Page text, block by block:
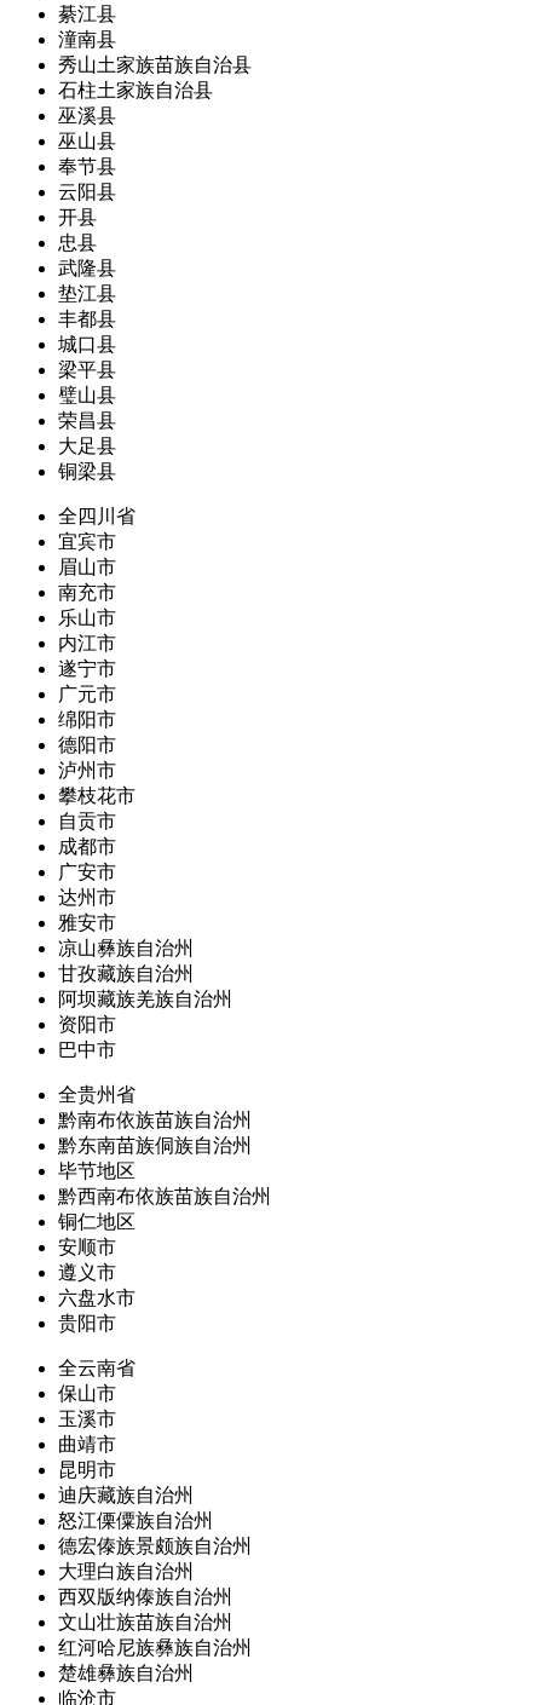
綦江县
潼南县
秀山土家族苗族自治县
石柱土家族自治县
巫溪县
巫山县
奉节县
云阳县
开县
忠县
武隆县
垫江县
丰都县
城口县
梁平县
璧山县
荣昌县
大足县
铜梁县
全四川省
宜宾市
眉山市
南充市
乐山市
内江市
遂宁市
广元市
绵阳市
德阳市
泸州市
攀枝花市
自贡市
成都市
广安市
达州市
雅安市
凉山彝族自治州
甘孜藏族自治州
阿坝藏族羌族自治州
资阳市
巴中市
全贵州省
黔南布依族苗族自治州
黔东南苗族侗族自治州
毕节地区
黔西南布依族苗族自治州
铜仁地区
安顺市
遵义市
六盘水市
贵阳市
全云南省
保山市
玉溪市
曲靖市
昆明市
迪庆藏族自治州
怒江傈僳族自治州
德宏傣族景颇族自治州
大理白族自治州
西双版纳傣族自治州
文山壮族苗族自治州
红河哈尼族彝族自治州
楚雄彝族自治州
临沧市